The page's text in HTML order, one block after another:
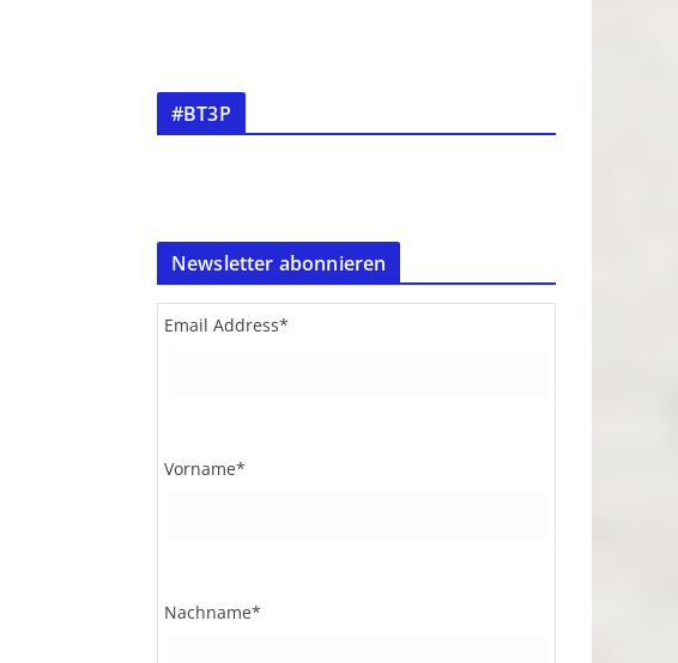
#BT3P
Newsletter abonnieren
Email Address*
Vorname*
Nachname*